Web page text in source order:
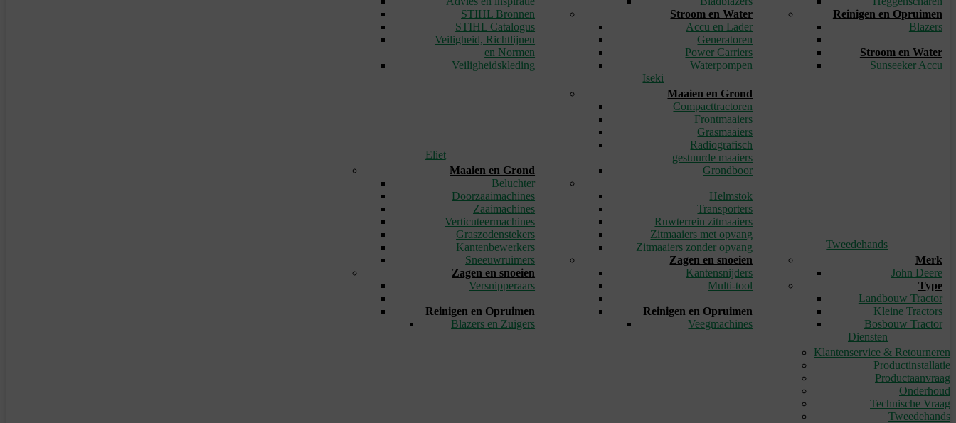
STIHL Bronnen
STIHL Catalogus
Veiligheid, Richtlijnen
en Normen
Veiligheidskleding
Stroom en Water
Accu en Lader
Generatoren
Power Carriers
Waterpompen
Reinigen en Opruimen
Blazers
Stroom en Water
Sunseeker Accu
Eliet
Maaien en Grond
Beluchter
Doorzaaimachines
Zaaimachines
Verticuteermachines
Graszodenstekers
Kantenbewerkers
Sneeuwruimers
Zagen en snoeien
Versnipperaars
Reinigen en Opruimen
Blazers en Zuigers
Iseki
Maaien en Grond
Compacttractoren
Frontmaaiers
Grasmaaiers
Radiografisch
gestuurde maaiers
Grondboor
Helmstok
Transporters
Ruwterrein zitmaaiers
Zitmaaiers met opvang
Zitmaaiers zonder opvang
Zagen en snoeien
Kantensnijders
Multi-tool
Reinigen en Opruimen
Veegmachines
Tweedehands
Merk
John Deere
Type
Landbouw Tractor
Kleine Tractors
Bosbouw Tractor
Diensten
Klantenservice & Retourneren
Productinstallatie
Productaanvraag
Onderhoud
Technische Vraag
Tweedehands